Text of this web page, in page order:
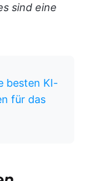
sind eine
besten KI-
für das